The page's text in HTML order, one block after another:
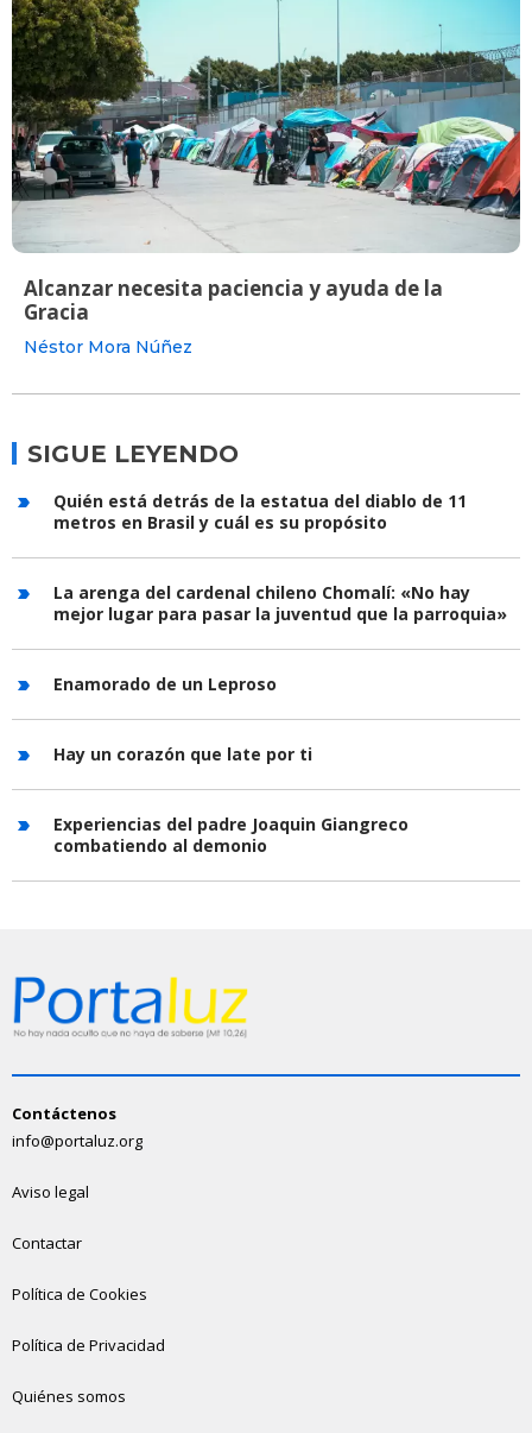
Alcanzar necesita paciencia y ayuda de la
Gracia
Néstor Mora Núñez
SIGUE LEYENDO
Quién está detrás de la estatua del diablo de 11
metros en Brasil y cuál es su propósito
La arenga del cardenal chileno Chomalí: «No hay
mejor lugar para pasar la juventud que la parroquia»
Enamorado de un Leproso
Hay un corazón que late por ti
Experiencias del padre Joaquin Giangreco
combatiendo al demonio
Contáctenos
info@portaluz.org
Aviso legal
Contactar
Política de Cookies
Política de Privacidad
Quiénes somos